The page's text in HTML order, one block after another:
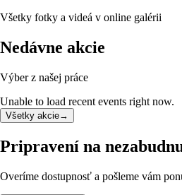
Všetky fotky a videá v online galérii
Nedávne akcie
Výber z našej práce
Unable to load recent events right now.
Všetky akcie→
Pripravení na
Overíme dostupnosť a pošleme vám